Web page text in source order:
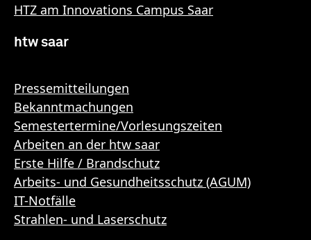
HTZ am Innovations Campus Saar
htw saar
Pressemitteilungen
Bekanntmachungen
Semestertermine/Vorlesungszeiten
Arbeiten an der htw saar
Erste Hilfe / Brandschutz
Arbeits- und Gesundheitsschutz (AGUM)
IT-Notfälle
Strahlen- und Laserschutz